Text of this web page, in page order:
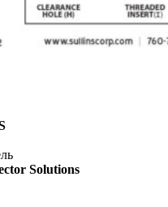
Solutions